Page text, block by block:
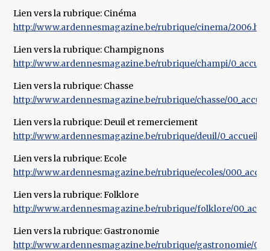
Lien vers la rubrique: Cinéma
http://www.ardennesmagazine.be/rubrique/cinema/
Lien vers la rubrique: Champignons
http://www.ardennesmagazine.be/rubrique/champi/
Lien vers la rubrique: Chasse
http://www.ardennesmagazine.be/rubrique/chasse/
Lien vers la rubrique: Deuil et remerciement
http://www.ardennesmagazine.be/rubrique/deuil/
Lien vers la rubrique: Ecole
http://www.ardennesmagazine.be/rubrique/ecoles/
Lien vers la rubrique: Folklore
http://www.ardennesmagazine.be/rubrique/folklore/
Lien vers la rubrique: Gastronomie
http://www.ardennesmagazine.be/rubrique/gastronomie/